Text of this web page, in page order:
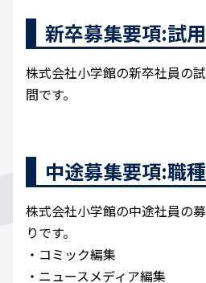
新卒募集要項:試
株式会社小学館の新卒社員の
間です。
中途募集要項:職種
株式会社小学館の中途社員の
りです。
・コミック編集
・ニュースメディア編集